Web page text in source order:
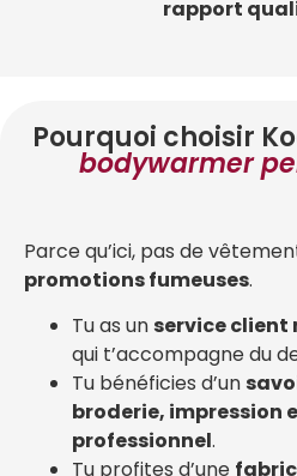
rapport
Pourquoi choisir
bodywarmer
Parce qu’ici, pas de
promotions fumeuses.
Tu as un service client
qui t’accompagne du
Tu bénéficies d’un
broderie, impression
professionnel.
Tu profites d’une